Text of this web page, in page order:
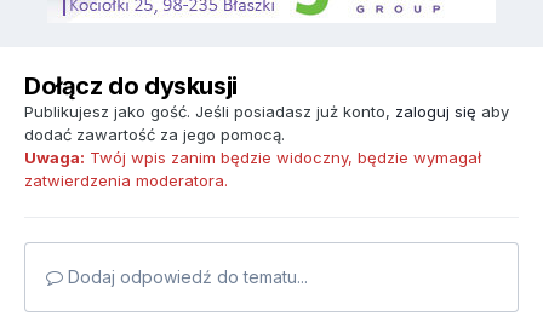
Dołącz do dyskusji
Publikujesz jako gość. Jeśli posiadasz już konto, zaloguj się aby
dodać zawartość za jego pomocą.
Uwaga: Twój wpis zanim będzie widoczny, będzie wymagał
zatwierdzenia moderatora.
Dodaj odpowiedź do tematu...